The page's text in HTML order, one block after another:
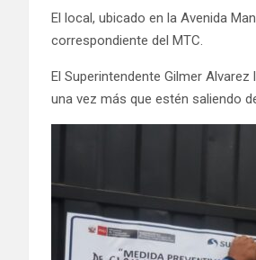
El local, ubicado en la Avenida
correspondiente del MTC.
El Superintendente Gilmer
una vez más que estén saliendo